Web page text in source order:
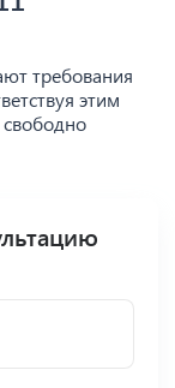
требования
этим